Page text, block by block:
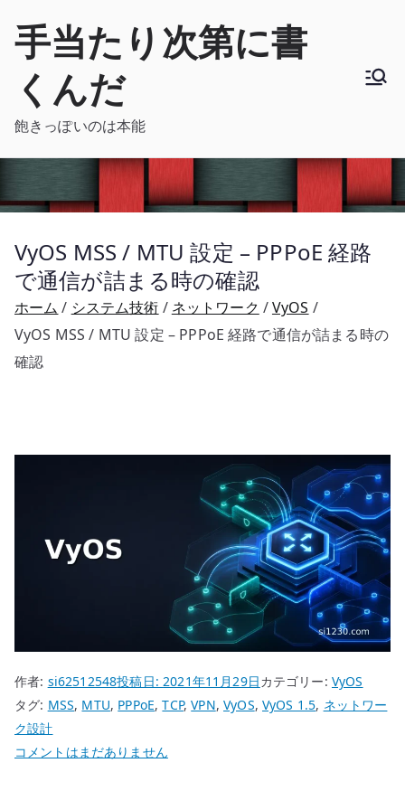
手当たり次第に書
くんだ
飽きっぽいのは本能
VyOS MSS / MTU 設定 – PPPoE 経路
で通信が詰まる時の確認
ホーム システム技術 ネットワーク
VyOS
VyOS MSS / MTU 設定 – PPPoE 経路で通信が詰まる時の
確認
作者: si62512548投稿日:2021年11月29日カテゴリー: VyOS
タグ: MSS, MTU, PPPoE,TCP,VPN,VyOS, VyOS 1.5, ネットワー
ク設計
VyOS
コメントはまだありません